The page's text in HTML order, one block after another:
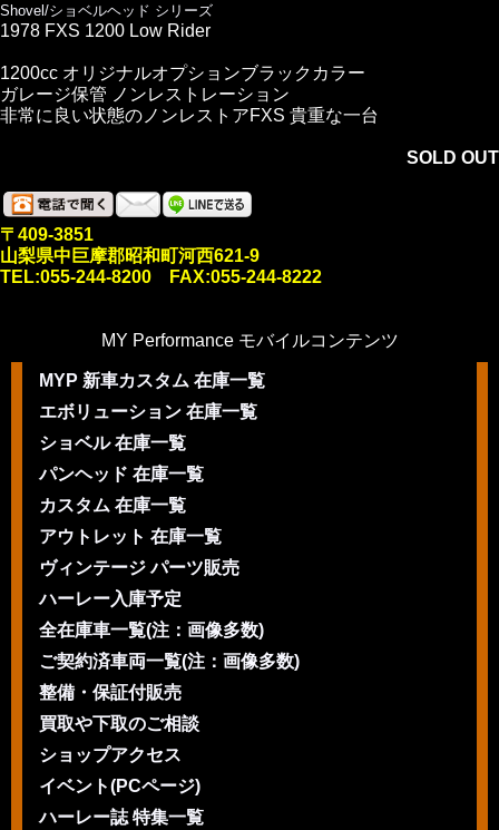
Shovel/ショベルヘッド シリーズ
1978 FXS 1200 Low Rider
1200cc オリジナルオプションブラックカラー
ガレージ保管 ノンレストレーション
非常に良い状態のノンレストアFXS 貴重な一台
SOLD OUT
〒409-3851
山梨県中巨摩郡昭和町河西621-9
TEL:055-244-8200 FAX:055-244-8222
MY Performance モバイルコンテンツ
MYP 新車カスタム 在庫一覧
エボリューション 在庫一覧
ショベル 在庫一覧
パンヘッド 在庫一覧
カスタム 在庫一覧
アウトレット 在庫一覧
ヴィンテージ パーツ販売
ハーレー入庫予定
全在庫車一覧(注：画像多数)
ご契約済車両一覧(注：画像多数)
整備・保証付販売
買取や下取のご相談
ショップアクセス
イベント(PCページ)
ハーレー誌 特集一覧